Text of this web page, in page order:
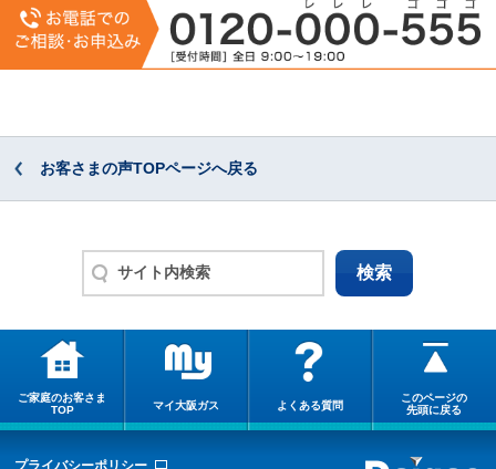
お客さまの声TOPページへ戻る
ご家庭のお客さま
TOP
マイ大阪ガス よくある質問
このページの
先頭に戻る
プライバシーポリシー